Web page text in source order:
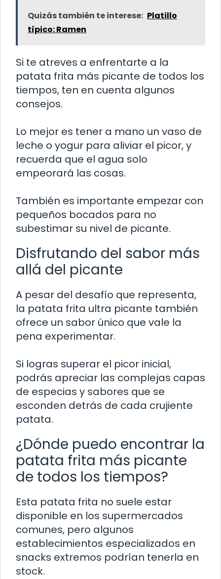
Quizás también te interese: Platillo
típico: Ramen
Si te atreves a enfrentarte a la
patata frita más picante de todos los
tiempos, ten en cuenta algunos
consejos.
Lo mejor es tener a mano un vaso de
leche o yogur para aliviar el picor, y
recuerda que el agua solo
empeorará las cosas.
También es importante empezar con
pequeños bocados para no
subestimar su nivel de picante.
Disfrutando del sabor más
allá del picante
A pesar del desafío que representa,
la patata frita ultra picante también
ofrece un sabor único que vale la
pena experimentar.
Si logras superar el picor inicial,
podrás apreciar las complejas capas
de especias y sabores que se
esconden detrás de cada crujiente
patata.
¿Dónde puedo encontrar la
patata frita más picante
de todos los tiempos?
Esta patata frita no suele estar
disponible en los supermercados
comunes, pero algunos
establecimientos especializados en
snacks extremos podrían tenerla en
stock.